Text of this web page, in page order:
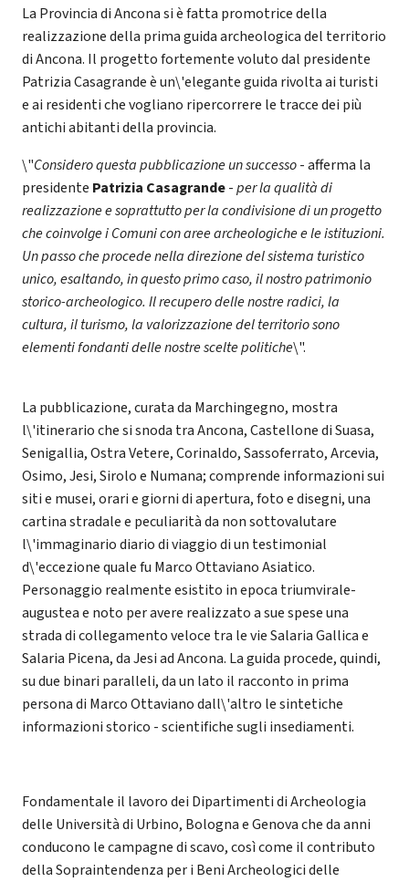
La Provincia di Ancona si è fatta promotrice della
realizzazione della prima guida archeologica del territorio
di Ancona. Il progetto fortemente voluto dal presidente
Patrizia Casagrande è un\'elegante guida rivolta ai turisti
e ai residenti che vogliano ripercorrere le tracce dei più
antichi abitanti della provincia.
\"Considero questa pubblicazione un successo- afferma la
presidente Patrizia Casagrande-per la qualità di
realizzazione e soprattutto per la condivisione di un progetto
che coinvolge i Comuni con aree archeologiche e le istituzioni.
Un passo che procede nella direzione del sistema turistico
unico, esaltando, in questo primo caso, il nostro patrimonio
storico-archeologico. Il recupero delle nostre radici, la
cultura, il turismo, la valorizzazione del territorio sono
elementi fondanti delle nostre scelte politiche\".
La pubblicazione, curata da Marchingegno, mostra
l\'itinerario che si snoda tra Ancona, Castellone di Suasa,
Senigallia, Ostra Vetere, Corinaldo, Sassoferrato, Arcevia,
Osimo, Jesi, Sirolo e Numana; comprende informazioni sui
siti e musei, orari e giorni di apertura, foto e disegni, una
cartina stradale e peculiarità da non sottovalutare
l\'immaginario diario di viaggio di un testimonial
d\'eccezione quale fu Marco Ottaviano Asiatico.
Personaggio realmente esistito in epoca triumvirale-
augustea e noto per avere realizzato a sue spese una
strada di collegamento veloce tra le vie Salaria Gallica e
Salaria Picena, da Jesi ad Ancona. La guida procede, quindi,
su due binari paralleli, da un lato il racconto in prima
persona di Marco Ottaviano dall\'altro le sintetiche
informazioni storico - scientifiche sugli insediamenti.
Fondamentale il lavoro dei Dipartimenti di Archeologia
delle Università di Urbino, Bologna e Genova che da anni
conducono le campagne di scavo, così come il contributo
della Sopraintendenza per i Beni Archeologici delle